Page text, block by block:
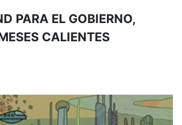
PARA EL GOBIERNO,
CALIENTES